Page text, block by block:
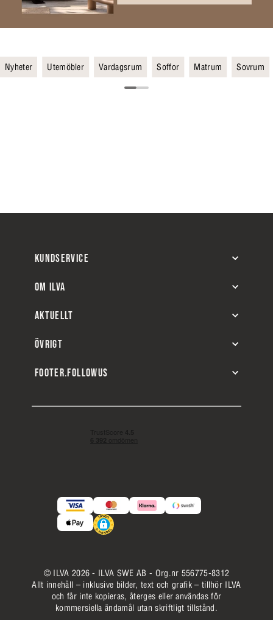
Nyheter Utemöbler Vardagsrum Soffor Matrum Sovrum
KUNDSERVICE
OM ILVA
AKTUELLT
ÖVRIGT
FOOTER.FOLLOWUS
© ILVA 2026 - ILVA SWE AB - Org.nr 556775-8312
Allt innehåll – inklusive bilder, text och grafik – tillhör ILVA
och får inte kopieras, återges eller användas för
kommersiella ändamål utan skriftligt tillstånd.